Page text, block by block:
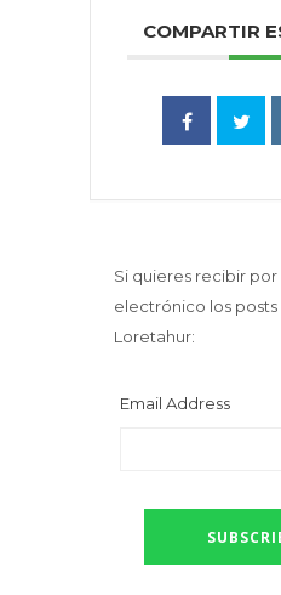
COMPARTIR
Si quieres recibir
electrónico los posts
Loretahur:
Email Address